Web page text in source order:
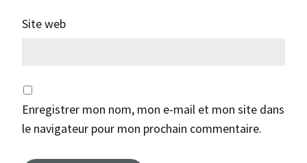
Site web
Enregistrer mon nom, mon e-mail et mon site dans
le navigateur pour mon prochain commentaire.